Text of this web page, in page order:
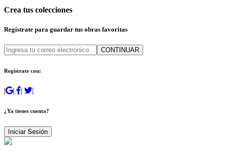
Crea tus colecciones
Regístrate para guardar tus obras favoritas
CONTINUAR
Regístrate con:
| | | |
¿Ya tienes cuenta?
Iniciar Sesión